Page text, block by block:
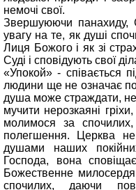
немочі свої.
Звершуюючи панахиду,
увагу на те, як душі
Лиця Божого і як зі
Суді і сповідують свої
«Упокой» - співається
людини ще не означає
душа може страждати, не
мучити нерозкаяні
молимося за
полегшення. Церква
душами наших
Господа, вона
Божественне
спочилих, даючи